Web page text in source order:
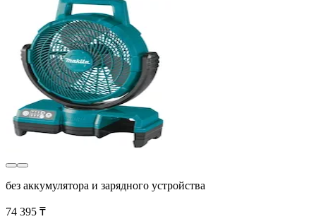
без аккумулятора и зарядного устройства
74 395 ₸